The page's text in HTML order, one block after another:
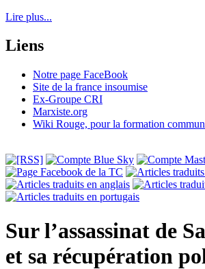
Lire plus...
Liens
Notre page FaceBook
Site de la france insoumise
Ex-Groupe CRI
Marxiste.org
Wiki Rouge, pour la formation
Sur l’assassinat de
et sa récupération